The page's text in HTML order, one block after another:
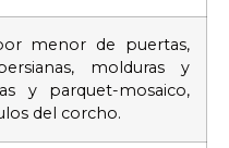
menor de puertas,
molduras y
y parquet-mosaico,
del corcho.